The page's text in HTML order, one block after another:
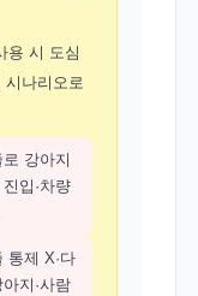
용 시 도심
시나리오로
로 강아지
입·차량
통제 X·다
지·사람